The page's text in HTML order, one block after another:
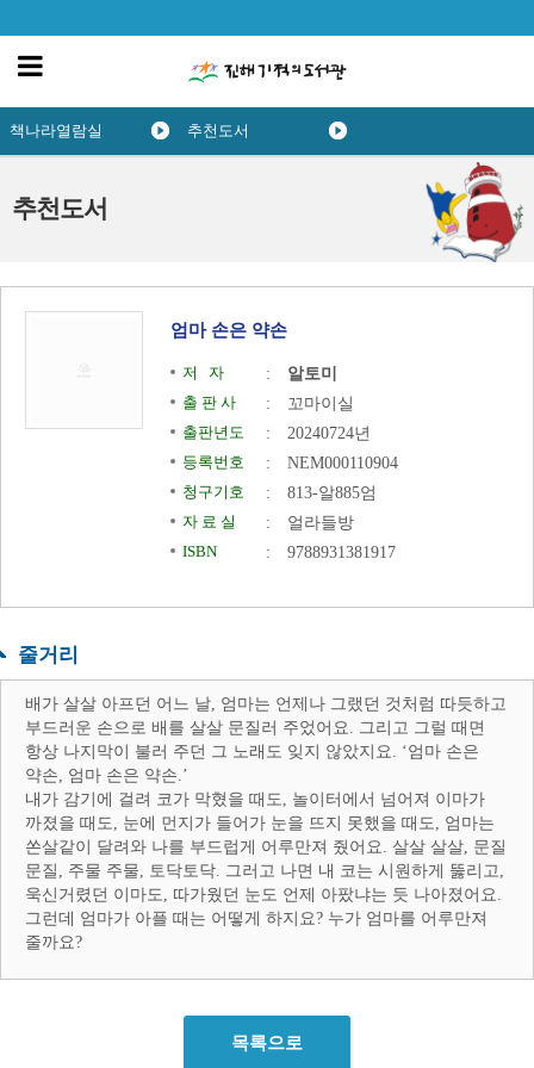
추천도서
책나라열람실 추천도서
엄마 손은 약손
저 자 :
알토미
출 판 사
:
꼬마이실
출판년도
:
20240724년
등록번호
:
NEM000110904
청구기호
:
813-알885엄
자 료 실
:
얼라들방
ISBN
: 9788931381917
줄거리
배가 살살 아프던 어느 날, 엄마는 언제나 그랬던 것처럼 따듯하고
부드러운 손으로 배를 살살 문질러 주었어요. 그리고 그럴 때면
항상 나지막이 불러 주던 그 노래도 잊지 않았지요. ‘엄마 손은
약손, 엄마 손은 약손.’
내가 감기에 걸려 코가 막혔을 때도, 놀이터에서 넘어져 이마가
까졌을 때도, 눈에 먼지가 들어가 눈을 뜨지 못했을 때도, 엄마는
쏜살같이 달려와 나를 부드럽게 어루만져 줬어요. 살살 살살, 문질
문질, 주물 주물, 토닥토닥. 그러고 나면 내 코는 시원하게 뚫리고,
욱신거렸던 이마도, 따가웠던 눈도 언제 아팠냐는 듯 나아졌어요.
그런데 엄마가 아플 때는 어떻게 하지요? 누가 엄마를 어루만져
줄까요?
목록으로